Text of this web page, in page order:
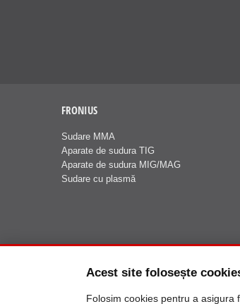
FRONIUS
Sudare MMA
Aparate de sudura TIG
Aparate de sudura MIG/MAG
Sudare cu plasmă
Acest site folosește
Folosim cookies pentru a